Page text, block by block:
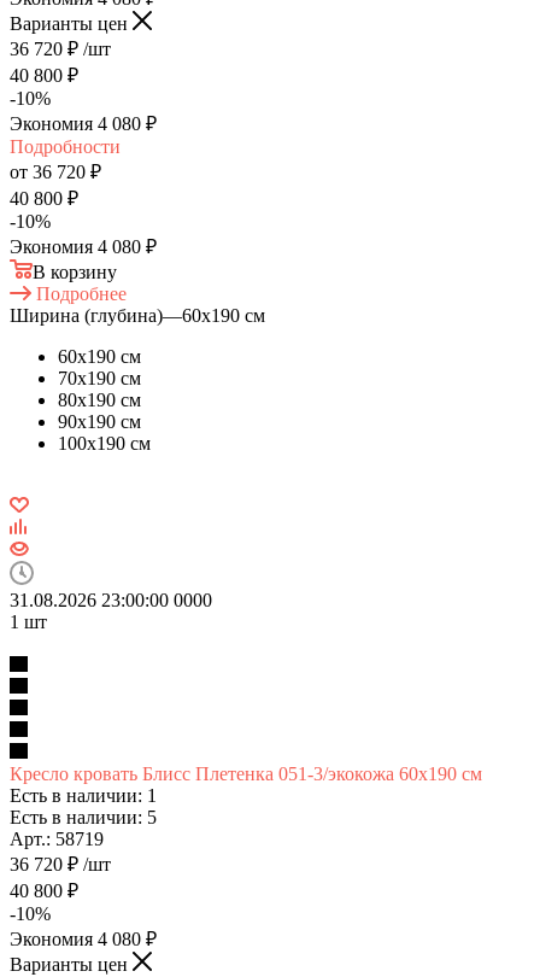
Варианты цен
36 720 ₽ /шт
40 800 ₽
-10%
Экономия 4 080 ₽
Подробности
от 36 720 ₽
40 800 ₽
-10%
Экономия 4 080 ₽
В корзину
Подробнее
Ширина (глубина)—60х190 см
60х190 см
70х190 см
80х190 см
90х190 см
100х190 см
31.08.2026 23:00:00 0000
1 шт
Кресло кровать Блисс Плетенка 051-3/экокожа 60х190 см
Есть в наличии: 1
Есть в наличии: 5
Арт.: 58719
36 720 ₽ /шт
40 800 ₽
-10%
Экономия 4 080 ₽
Варианты цен